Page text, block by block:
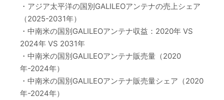
・アジア太平洋の国別GALILEOアンテナの売上シェア
（2025-2031年）
・中南米の国別GALILEOアンテナ収益：2020年 VS
2024年 VS 2031年
・中南米の国別GALILEOアンテナ販売量（2020
年-2024年）
・中南米の国別GALILEOアンテナ販売量シェア（2020
年-2024年）